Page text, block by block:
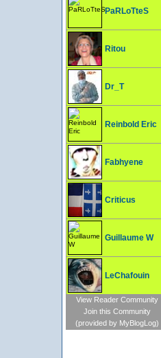
PaRLoTteS
Ritou
Dr_T
Reinbold Eric
Fabhyene
Criticus
Guillaume W
LeChafouin
View Reader Community
Join this Community
(provided by MyBlogLog)